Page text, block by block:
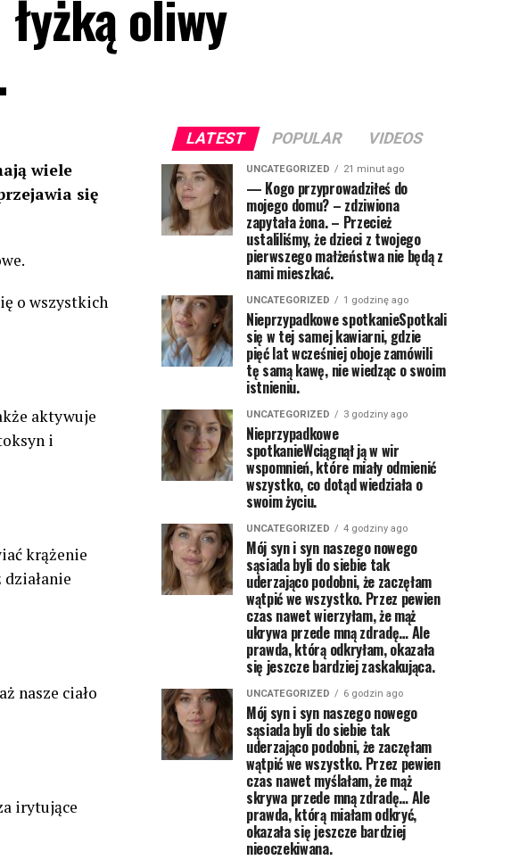
oliwy
wiele
się
o wszystkich
aktywuje
i
krążenie
nasze ciało
irytujące
LATEST POPULAR VIDEOS
UNCATEGORIZED 21 minut ago
— Kogo przyprowadziłeś do
mojego domu? – zdziwiona
zapytała żona. – Przecież
ustaliliśmy, że dzieci z twojego
pierwszego małżeństwa nie będą z
nami mieszkać.
UNCATEGORIZED 1 godzinę ago
Nieprzypadkowe spotkanieSpotkali
się w tej samej kawiarni, gdzie
pięć lat wcześniej oboje zamówili
tę samą kawę, nie wiedząc o swoim
istnieniu.
UNCATEGORIZED 3 godziny ago
Nieprzypadkowe
spotkanieWciągnął ją w wir
wspomnień, które miały odmienić
wszystko, co dotąd wiedziała o
swoim życiu.
UNCATEGORIZED 4 godziny ago
Mój syn i syn naszego nowego
sąsiada byli do siebie tak
uderzająco podobni, że zaczęłam
wątpić we wszystko. Przez pewien
czas nawet wierzyłam, że mąż
ukrywa przede mną zdradę… Ale
prawda, którą odkryłam, okazała
się jeszcze bardziej zaskakująca.
UNCATEGORIZED 6 godzin ago
Mój syn i syn naszego nowego
sąsiada byli do siebie tak
uderzająco podobni, że zaczęłam
wątpić we wszystko. Przez pewien
czas nawet myślałam, że mąż
skrywa przede mną zdradę… Ale
prawda, którą miałam odkryć,
okazała się jeszcze bardziej
nieoczekiwana.